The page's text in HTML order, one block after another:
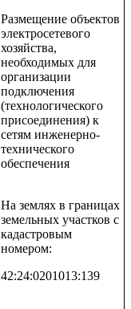
Размещение объектов
электросетевого
хозяйства,
необходимых для
организации
подключения
(технологического
присоединения) к
сетям инженерно-
технического
обеспечения
На землях в границах
земельных участков с
кадастровым
номером:
42:24:0201013:139